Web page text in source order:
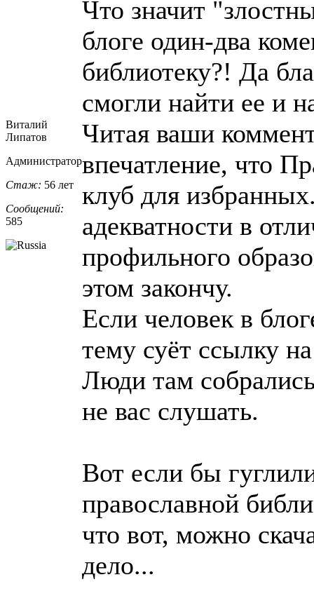
Виталий
Липатов
Администратор
Стаж: 56 лет
Сообщений:
585
Что значит
блоге один-два
библиотеку?! Да
смогли найти ее и
Читая ваши
впечатление, что
клуб для
адекватности в
профильного
этом закончу.
Если человек в
тему суёт ссылку
Люди там
не вас слушать.
Вот если бы
православной
что вот, можно
дело...